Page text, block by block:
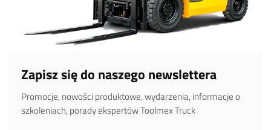
Zapisz się do naszego newslettera
Promocje, nowości produktowe, wydarzenia, informacje o
szkoleniach, porady ekspertów Toolmex Truck